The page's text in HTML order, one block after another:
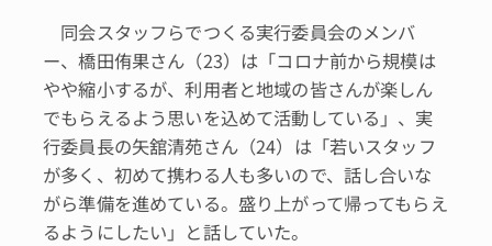
同会スタッフらでつくる実行委員会のメンバ
ー、橋田侑果さん（23）は「コロナ前から規模は
やや縮小するが、利用者と地域の皆さんが楽しん
でもらえるよう思いを込めて活動している」、実
行委員長の矢舘清苑さん（24）は「若いスタッフ
が多く、初めて携わる人も多いので、話し合いな
がら準備を進めている。盛り上がって帰ってもらえ
るようにしたい」と話していた。